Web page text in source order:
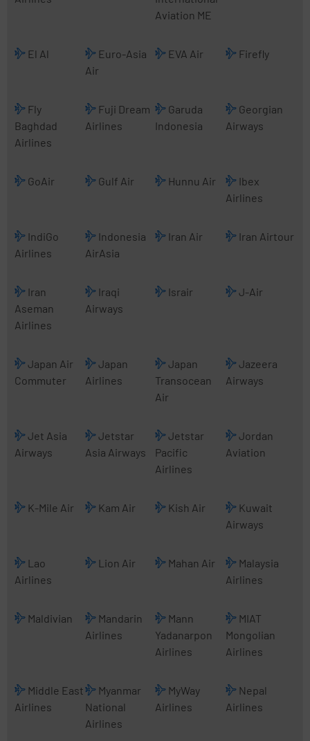
Aviation ME
El Al
Euro-Asia
Air
EVA Air Firefly
Fly
Baghdad
Airlines
Fuji Dream
Airlines
Garuda
Indonesia
Georgian
Airways
GoAir Gulf Air Hunnu Air
Ibex
Airlines
IndiGo
Airlines
Indonesia
AirAsia
Iran Air Iran Airtour
Iran
Aseman
Airlines
Iraqi
Airways
Israir J-Air
Japan Air
Commuter
Japan
Airlines
Japan
Transocean
Air
Jazeera
Airways
Jet Asia
Airways
Jetstar
Asia Airways
Jetstar
Pacific
Airlines
Jordan
Aviation
K-Mile Air Kam Air Kish Air
Kuwait
Airways
Lao
Airlines
Lion Air Mahan Air
Malaysia
Airlines
Maldivian
Mandarin
Airlines
Mann
Yadanarpon
Airlines
MIAT
Mongolian
Airlines
Middle East
Airlines
Myanmar
National
Airlines
MyWay
Airlines
Nepal
Airlines